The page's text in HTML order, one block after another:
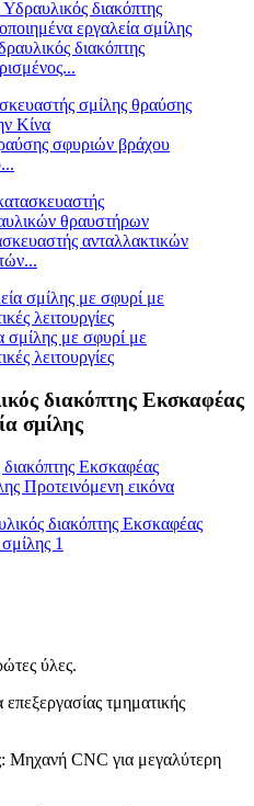
διακόπτης
σφυριών βράχου
ανταλλακτικών
σμίλης με σφυρί με
λειτουργίες
διακόπτης Εκσκαφέας
σμίλης
ύλες.
τμηματικής
Μηχανή CNC για μεγαλύτερη